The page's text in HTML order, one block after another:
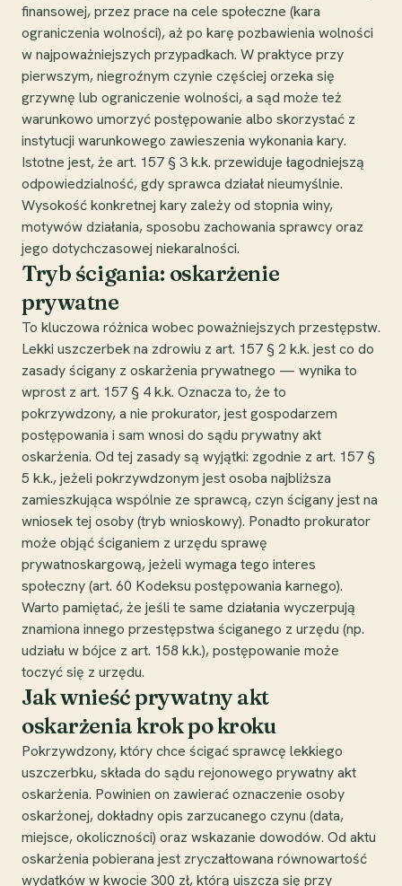
finansowej, przez prace na cele społeczne (kara
ograniczenia wolności), aż po karę pozbawienia wolności
w najpoważniejszych przypadkach. W praktyce przy
pierwszym, niegroźnym czynie częściej orzeka się
grzywnę lub ograniczenie wolności, a sąd może też
warunkowo umorzyć postępowanie albo skorzystać z
instytucji warunkowego zawieszenia wykonania kary.
Istotne jest, że art. 157 § 3 k.k. przewiduje łagodniejszą
odpowiedzialność, gdy sprawca działał nieumyślnie.
Wysokość konkretnej kary zależy od stopnia winy,
motywów działania, sposobu zachowania sprawcy oraz
jego dotychczasowej niekaralności.
Tryb ścigania: oskarżenie
prywatne
To kluczowa różnica wobec poważniejszych przestępstw.
Lekki uszczerbek na zdrowiu z art. 157 § 2 k.k. jest co do
zasady ścigany z oskarżenia prywatnego — wynika to
wprost z art. 157 § 4 k.k. Oznacza to, że to
pokrzywdzony, a nie prokurator, jest gospodarzem
postępowania i sam wnosi do sądu prywatny akt
oskarżenia. Od tej zasady są wyjątki: zgodnie z art. 157 §
5 k.k., jeżeli pokrzywdzonym jest osoba najbliższa
zamieszkująca wspólnie ze sprawcą, czyn ścigany jest na
wniosek tej osoby (tryb wnioskowy). Ponadto prokurator
może objąć ściganiem z urzędu sprawę
prywatnoskargową, jeżeli wymaga tego interes
społeczny (art. 60 Kodeksu postępowania karnego).
Warto pamiętać, że jeśli te same działania wyczerpują
znamiona innego przestępstwa ściganego z urzędu (np.
udziału w bójce z art. 158 k.k.), postępowanie może
toczyć się z urzędu.
Jak wnieść prywatny akt
oskarżenia krok po kroku
Pokrzywdzony, który chce ścigać sprawcę lekkiego
uszczerbku, składa do sądu rejonowego prywatny akt
oskarżenia. Powinien on zawierać oznaczenie osoby
oskarżonej, dokładny opis zarzucanego czynu (data,
miejsce, okoliczności) oraz wskazanie dowodów. Od aktu
oskarżenia pobierana jest zryczałtowana równowartość
wydatków w kwocie 300 zł, którą uiszcza się przy